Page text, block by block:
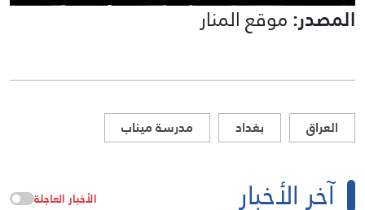
المصدر:موقع المنار
العراق بغداد مدرسة ميناب
آخر الأخبار الأخبار العاجلة